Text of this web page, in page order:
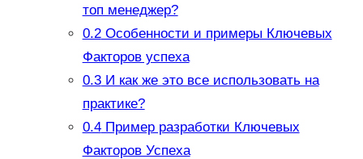
топ менеджер?
0.2Особенности и примеры Ключевых
Факторов успеха
0.3И как же это все использовать на
практике?
0.4Пример разработки Ключевых
Факторов Успеха